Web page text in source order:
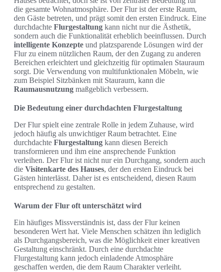
die gesamte Wohnatmosphäre. Der Flur ist der erste Raum,
den Gäste betreten, und prägt somit den ersten Eindruck. Eine
durchdachte Flurgestaltung kann nicht nur die Ästhetik,
sondern auch die Funktionalität erheblich beeinflussen. Durch
intelligente Konzepte und platzsparende Lösungen wird der
Flur zu einem nützlichen Raum, der den Zugang zu anderen
Bereichen erleichtert und gleichzeitig für optimalen Stauraum
sorgt. Die Verwendung von multifunktionalen Möbeln, wie
zum Beispiel Sitzbänken mit Stauraum, kann die
Raumausnutzung maßgeblich verbessern.
Die Bedeutung einer durchdachten Flurgestaltung
Der Flur spielt eine zentrale Rolle in jedem Zuhause, wird
jedoch häufig als unwichtiger Raum betrachtet. Eine
durchdachte Flurgestaltung kann diesen Bereich
transformieren und ihm eine ansprechende Funktion
verleihen. Der Flur ist nicht nur ein Durchgang, sondern auch
die Visitenkarte des Hauses, der den ersten Eindruck bei
Gästen hinterlässt. Daher ist es entscheidend, diesen Raum
entsprechend zu gestalten.
Warum der Flur oft unterschätzt wird
Ein häufiges Missverständnis ist, dass der Flur keinen
besonderen Wert hat. Viele Menschen schätzen ihn lediglich
als Durchgangsbereich, was die Möglichkeit einer kreativen
Gestaltung einschränkt. Durch eine durchdachte
Flurgestaltung kann jedoch einladende Atmosphäre
geschaffen werden, die dem Raum Charakter verleiht.